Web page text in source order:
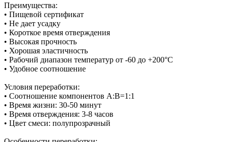
Преимущества:
• Пищевой сертификат
• Не дает усадку
• Короткое время отверждения
• Высокая прочность
• Хорошая эластичность
• Рабочий диапазон температур от -60 до +200°С
• Удобное соотношение
Условия переработки:
• Соотношение компонентов А:В=1:1
• Время жизни: 30-50 минут
• Время отверждения: 3-8 часов
• Цвет смеси: полупрозрачный